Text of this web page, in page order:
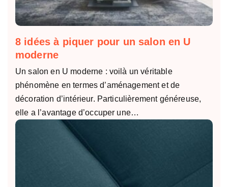
8 idées à piquer pour un salon en U
moderne
Un salon en U moderne : voilà un véritable
phénomène en termes d’aménagement et de
décoration d’intérieur. Particulièrement généreuse,
elle a l’avantage d’occuper une…